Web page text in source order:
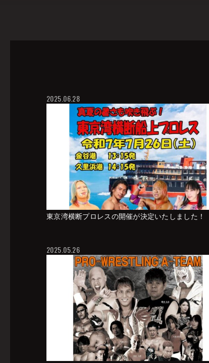
2025.06.28
東京湾横断プロレスの開催が決定いたしました！
2025.05.26